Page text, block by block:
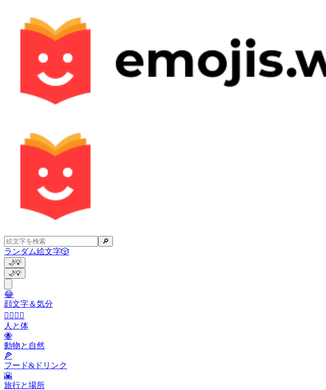
🔎
ランダム絵文字🎲
🌙💡
🌙💡
😂
顔文字＆気分
👩‍❤️‍💋‍👨
人と体
🐝
動物と自然
🍕
フード&ドリンク
🌇
旅行と場所